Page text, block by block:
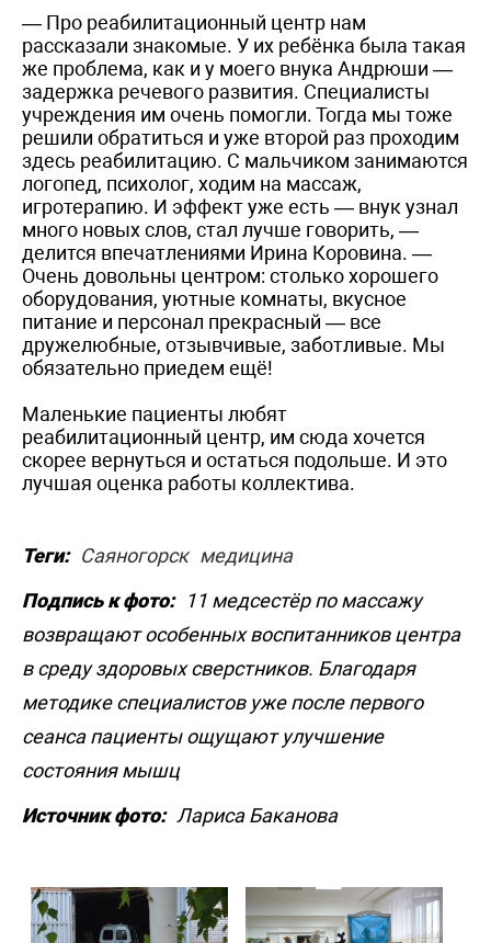
— Про реабилитационный центр нам
рассказали знакомые. У их ребёнка была такая
же проблема, как и у моего внука Андрюши —
задержка речевого развития. Специалисты
учреждения им очень помогли. Тогда мы тоже
решили обратиться и уже второй раз проходим
здесь реабилитацию. С мальчиком занимаются
логопед, психолог, ходим на массаж,
игротерапию. И эффект уже есть — внук узнал
много новых слов, стал лучше говорить, —
делится впечатлениями Ирина Коровина. —
Очень довольны центром: столько хорошего
оборудования, уютные комнаты, вкусное
питание и персонал прекрасный — все
дружелюбные, отзывчивые, заботливые. Мы
обязательно приедем ещё!
Маленькие пациенты любят
реабилитационный центр, им сюда хочется
скорее вернуться и остаться подольше. И это
лучшая оценка работы коллектива.
Теги: Саяногорск медицина
Подпись к фото:
11 медсестёр по массажу
возвращают особенных воспитанников центра
в среду здоровых сверстников. Благодаря
методике специалистов уже после первого
сеанса пациенты ощущают улучшение
состояния мышц
Источник фото: Лариса Баканова